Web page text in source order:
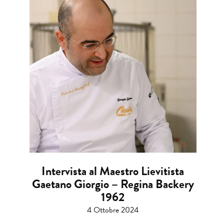
Intervista al Maestro Lievitista
Gaetano Giorgio – Regina Backery
1962
4 Ottobre 2024